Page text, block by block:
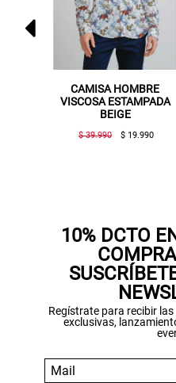
HOMBRE
ESTAMPADA
CAMISA
MANGA
$ 44.990
10% DCTO
Regístrate para recibir
exclusivas,